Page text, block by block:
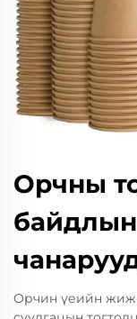
Орчны
Орчин үеийн